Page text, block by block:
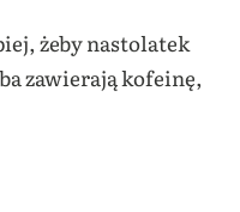
żeby nastolatek
zawierają kofeinę,